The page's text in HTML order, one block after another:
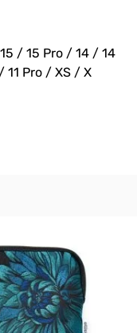
/ 15 Pro / 14 / 14
11 Pro / XS / X